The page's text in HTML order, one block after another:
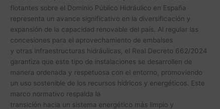
flotantes sobre el Dominio Público Hidráulico en España
representa un avance significativo en la diversificación y
expansión de la capacidad renovable del país. Al regular las
concesiones para el aprovechamiento de embalses
y otras infraestructuras hidráulicas, el Real Decreto 662/2024
garantiza que este tipo de instalaciones se desarrollen de
manera ordenada y respetuosa con el entorno, promoviendo
un uso sostenible de los recursos hídricos y energéticos. Este
marco normativo respalda la
transición hacia un sistema energético más limpio y